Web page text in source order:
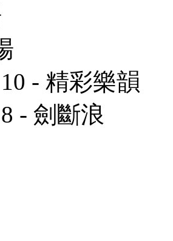
- 精彩樂韻
- 劍斷浪